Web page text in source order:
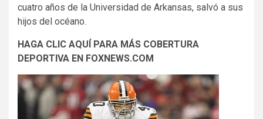
cuatro años de la Universidad de Arkansas, salvó a sus
hijos del océano.
HAGA CLIC AQUÍ PARA MÁS COBERTURA
DEPORTIVA EN FOXNEWS.COM